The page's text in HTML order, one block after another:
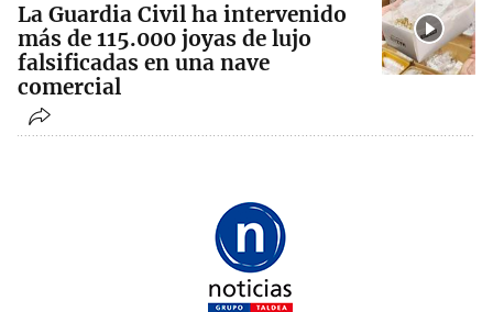
La Guardia Civil ha intervenido
más de 115.000 joyas de lujo
falsificadas en una nave
comercial